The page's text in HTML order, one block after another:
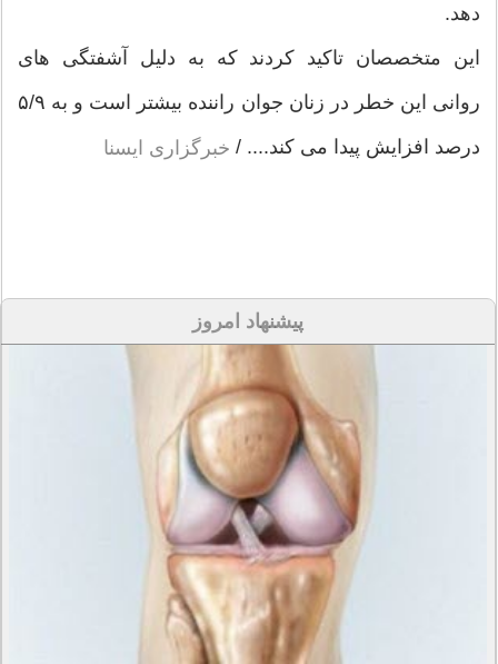
دهد.
این متخصصان تاكید كردند كه به دلیل آشفتگی های
روانی این خطر در زنان جوان راننده بیشتر است و به ۵/۹
درصد افزایش پیدا می كند.... / خبرگزارى ايسنا
پیشنهاد امروز